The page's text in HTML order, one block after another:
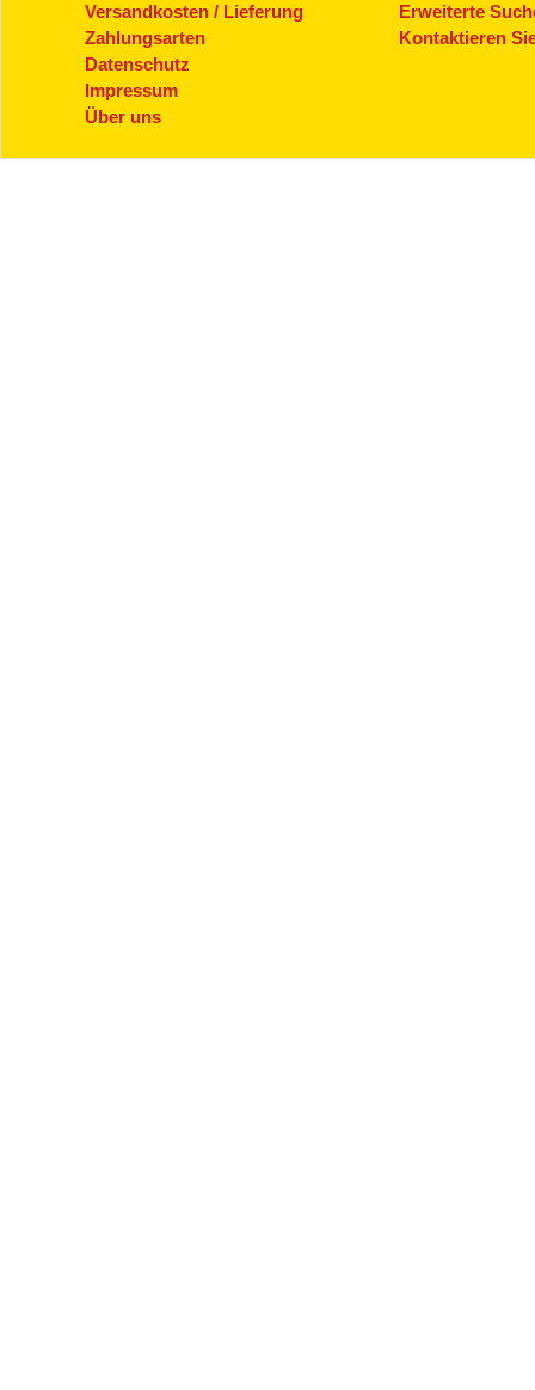
Versandkosten / Lieferung
Zahlungsarten
Datenschutz
Impressum
Über uns
Erweiterte
Kontaktieren